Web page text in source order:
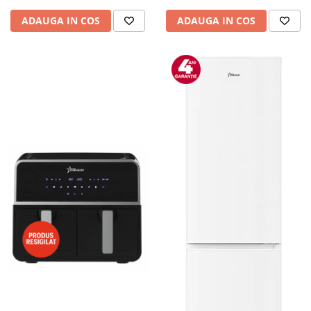
Camere auto
Baterii
Console & Jocuri
Accesorii console & PC
Birouri gaming
Console Hardware
Ochelari VR Gaming
Scaune gaming
Console Jocuri
ADAUGA IN COS ADAUGA IN COS